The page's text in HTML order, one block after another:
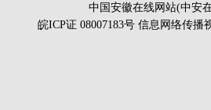
中国安徽在线网站(中安
皖ICP证 08007183号 信息网络传播